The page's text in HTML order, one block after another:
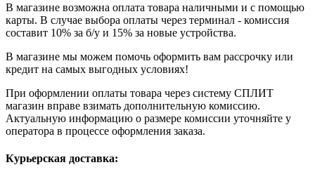
В магазине возможна оплата товара наличными и с помощью
карты. В случае выбора оплаты через терминал - комиссия
составит 10% за б/у и 15% за новые устройства.
В магазине мы можем помочь оформить вам рассрочку или
кредит на самых выгодных условиях!
При оформлении оплаты товара через систему СПЛИТ
магазин вправе взимать дополнительную комиссию.
Актуальную информацию о размере комиссии уточняйте у
оператора в процессе оформления заказа.
Курьерская доставка: